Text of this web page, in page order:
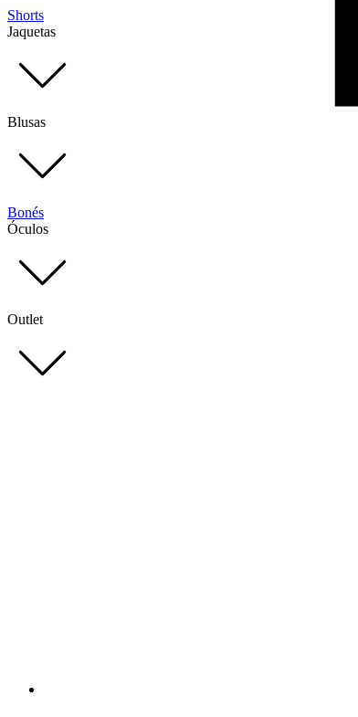
Shorts
Jaquetas
Blusas
Bonés
Óculos
Outlet